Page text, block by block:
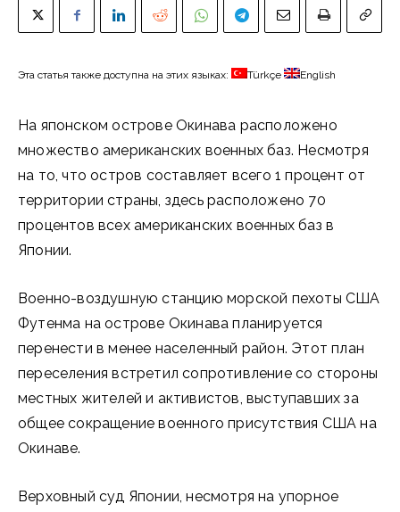
Эта статья также доступна на этих языках: Türkçe English
На японском острове Окинава расположено
множество американских военных баз. Несмотря
на то, что остров составляет всего 1 процент от
территории страны, здесь расположено 70
процентов всех американских военных баз в
Японии.
Военно-воздушную станцию морской пехоты США
Футенма на острове Окинава планируется
перенести в менее населенный район. Этот план
переселения встретил сопротивление со стороны
местных жителей и активистов, выступавших за
общее сокращение военного присутствия США на
Окинаве.
Верховный суд Японии, несмотря на упорное